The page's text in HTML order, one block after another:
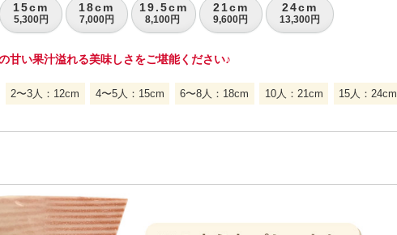
15cm
5,300円
18cm
7,000円
19.5cm
8,100円
21cm
9,600円
24cm
13,300円
甘い果汁溢れる美味しさをご堪能ください♪
2〜3人：12cm 4〜5人：15cm 6〜8人：18cm 10人：21cm 15人：24cm